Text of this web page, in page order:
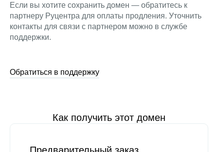
Если вы хотите сохранить домен — обратитесь к
партнеру Руцентра для оплаты продления. Уточнить
контакты для связи с партнером можно в службе
поддержки.
Обратиться в поддержку
Как получить этот домен